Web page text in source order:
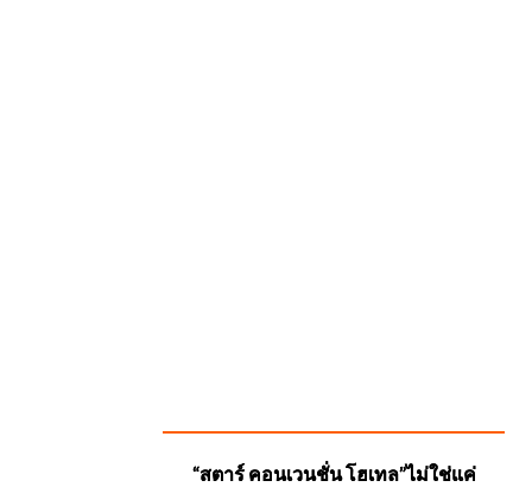
“สตาร์ คอนเวนชั่น โฮเทล”ไม่ใช่แค่